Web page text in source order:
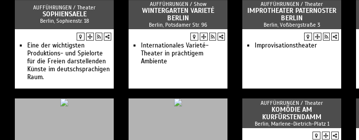
AUFFÜHRUNGEN / Theater
SOPHIENSAELE
Berlin, Sophienstr. 18
Eine der wichtigsten
Produktions- und Spielorte
für die Freien darstellenden
Künste im deutschsprachigen
Raum.
AUFFÜHRUNGEN / Show
WINTERGARTEN VARIETÉ
BERLIN
Berlin, Potsdamer Str. 96
Internationales Varieté-
Theater in prächtigem
Ambiente
AUFFÜHRUNGEN / Theater
IMPROTHEATER PATERNOSTER
BERLIN
Berlin, Voßbergstraße 3
Improvisationstheater
AUFFÜHRUNGEN / Theater
KOMÖDIE AM
KURFÜRSTENDAMM
Berlin, Marlene-Dietrich-Platz 1